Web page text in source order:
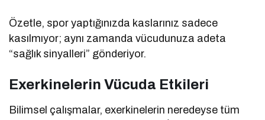
Özetle, spor yaptığınızda kaslarınız sadece
kasılmıyor; aynı zamanda vücudunuza adeta
“sağlık sinyalleri” gönderiyor.
Exerkinelerin Vücuda Etkileri
Bilimsel çalışmalar, exerkinelerin neredeyse tüm